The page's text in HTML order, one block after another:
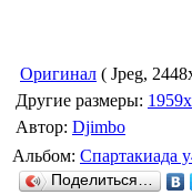
Оригинал ( Jpeg,
Другие размеры:
Автор: Djimbo
Альбом: Спартакиада
Поделиться…